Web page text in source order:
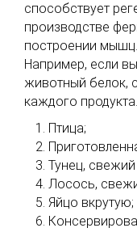
способствует
производстве
построении
Например, если
животный белок,
каждого
Птица;
Тунец,
Лосось,
Яйцо вкрутую;